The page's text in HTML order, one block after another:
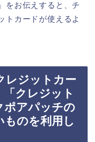
をお伝えすると、チ
トカードが使えるよ
レジットカー
「クレジット
ポアパッチの
ものを利用し